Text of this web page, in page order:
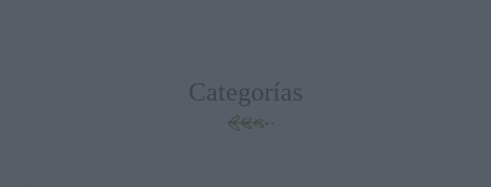
Categorías